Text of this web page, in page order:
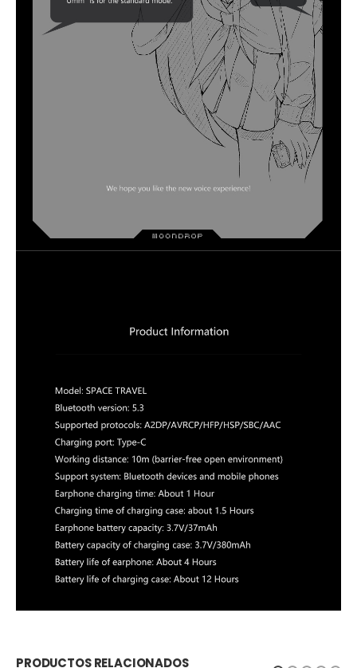
PRODUCTOS RELACIONADOS